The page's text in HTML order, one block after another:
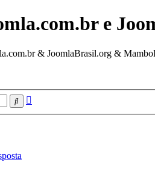
e
& JoomlaBrasil.org &
Pesquisar